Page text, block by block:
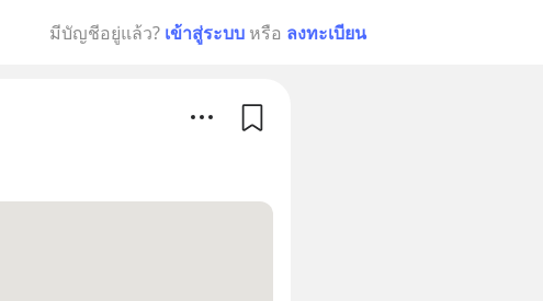
มีบัญชีอยู่แล้ว? เข้าสู่ระบบ หรือ ลงทะเบียน